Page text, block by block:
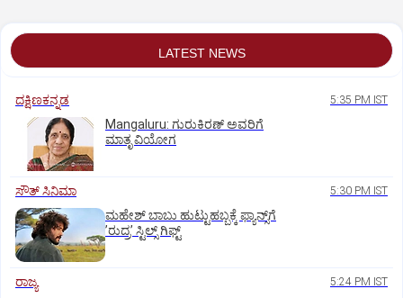
LATEST NEWS
ದಕ್ಷಿಣಕನ್ನಡ 5:35 PM IST
Mangaluru: ಗುರುಕಿರಣ್ ಅವರಿಗೆ
ಮಾತೃ ವಿಯೋಗ
ಸೌತ್‌ ಸಿನಿಮಾ 5:30 PM IST
ಮಹೇಶ್‌ ಬಾಬು ಹುಟ್ಟುಹಬ್ಬಕ್ಕೆ ಫ್ಯಾನ್ಸ್‌ಗೆ
ʼರುದ್ರʼ ಸ್ಟಿಲ್ಸ್‌ ಗಿಫ್ಟ್
ರಾಜ್ಯ 5:24 PM IST